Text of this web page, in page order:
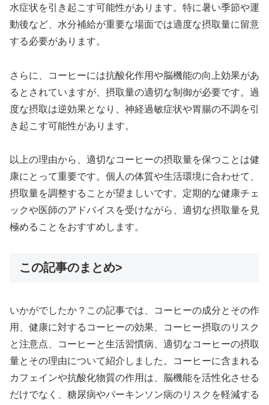
水症状を引き起こす可能性があります。特に暑い季節や運
動後など、水分補給が重要な場面では適度な摂取量に留意
する必要があります。
さらに、コーヒーには抗酸化作用や脳機能の向上効果があ
るとされていますが、摂取量の適切な制御が必要です。過
度な摂取は逆効果となり、神経過敏症状や胃腸の不調を引
き起こす可能性があります。
以上の理由から、適切なコーヒーの摂取量を保つことは健
康にとって重要です。個人の体質や生活環境に合わせて、
摂取量を調整することが望ましいです。定期的な健康チェ
ックや医師のアドバイスを受けながら、適切な摂取量を見
極めることをおすすめします。
この記事のまとめ>
いかがでしたか？この記事では、コーヒーの成分とその作
用、健康に対するコーヒーの効果、コーヒー摂取のリスク
と注意点、コーヒーと生活習慣病、適切なコーヒーの摂取
量とその理由について紹介しました。コーヒーに含まれる
カフェインや抗酸化物質の作用は、脳機能を活性化させる
だけでなく、糖尿病やパーキンソン病のリスクを軽減する